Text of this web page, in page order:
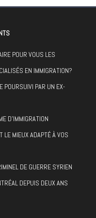
POUR VOUS LES
EN IMMIGRATION?
POURSUIVI PAR UN EX-
D’IMMIGRATION
LE MIEUX ADAPTÉ À VOS
DE GUERRE SYRIEN
DEPUIS DEUX ANS